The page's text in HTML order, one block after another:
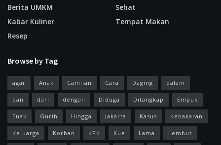
Berita UMKM
Kabar Kuliner
Resep
Sehat
Tempat Makan
Browse by Tag
agar Anak Camilan Cara Daging dalam
dan dari dengan Diduga Ditangkap Empuk
Enak Gurih Hingga Jakarta Kasus Kebakaran
Keluarga Korban KPK Kue Lama Lembut